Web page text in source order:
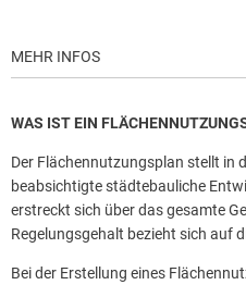
MEHR INFOS
WAS IST EIN
Der Flächennutzungsplan stellt in
beabsichtigte städtebauliche
erstreckt sich über das gesamte
Regelungsgehalt bezieht sich auf
Bei der Erstellung eines